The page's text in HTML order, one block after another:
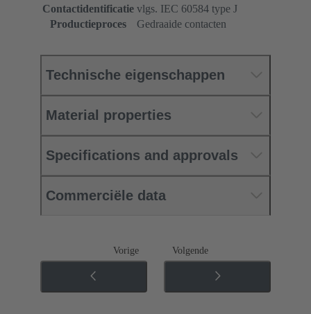
Contactidentificatie vlgs. IEC 60584 type J
Productieproces
Gedraaide contacten
Technische eigenschappen
Material properties
Specifications and approvals
Commerciële data
Vorige Volgende